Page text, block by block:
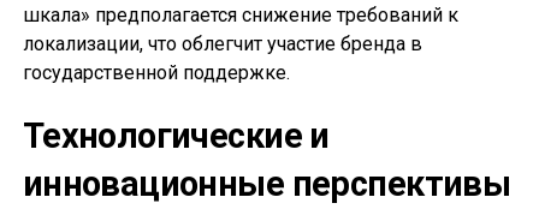
шкала» предполагается снижение требований к
локализации, что облегчит участие бренда в
государственной поддержке.
Технологические и
инновационные перспективы